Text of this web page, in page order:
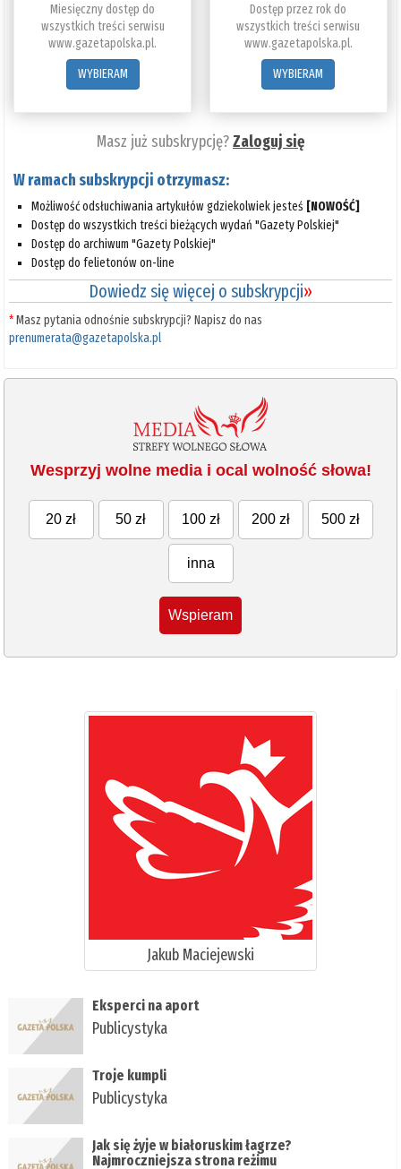
Miesięczny dostęp do
wszystkich treści serwisu
www.gazetapolska.pl.
WYBIERAM
Dostęp przez rok do
wszystkich treści serwisu
www.gazetapolska.pl.
WYBIERAM
Masz już subskrypcję?Zaloguj się
W ramach subskrypcji otrzymasz:
Możliwość odsłuchiwania artykułów gdziekolwiek jesteś [NOWOŚĆ]
Dostęp do wszystkich treści bieżących wydań "Gazety Polskiej"
Dostęp do archiwum "Gazety Polskiej"
Dostęp do felietonów on-line
Dowiedz się więcej o subskrypcji»
*Masz pytania odnośnie subskrypcji? Napisz do nas
prenumerata@gazetapolska.pl
Wesprzyj wolne media i ocal wolność słowa!
20 zł 50 zł 100 zł 200 zł 500 zł
inna
Wspieram
Jakub Maciejewski
Eksperci na aport
Publicystyka
Troje kumpli
Publicystyka
Jak się żyje w białoruskim łagrze?
Najmroczniejsza strona reżimu